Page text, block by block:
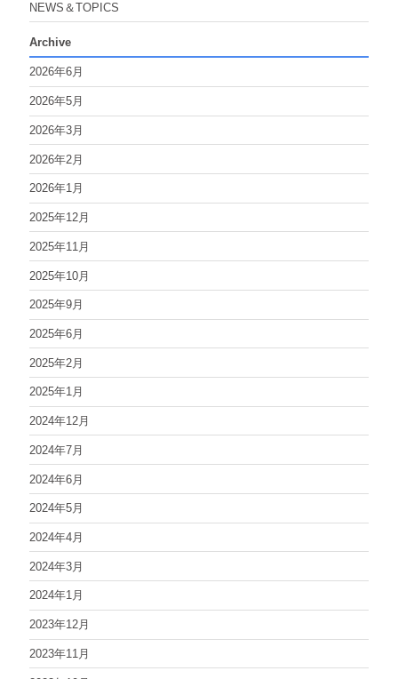
NEWS＆TOPICS
Archive
2026年6月
2026年5月
2026年3月
2026年2月
2026年1月
2025年12月
2025年11月
2025年10月
2025年9月
2025年6月
2025年2月
2025年1月
2024年12月
2024年7月
2024年6月
2024年5月
2024年4月
2024年3月
2024年1月
2023年12月
2023年11月